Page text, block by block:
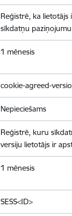
Reģistrē, ka lietotājs
sīkdatņu
1 mēnesis
cookie-agreed-
Nepieciešams
Reģistrē, kuru
versiju lietotājs ir
1 mēnesis
SESS<ID>